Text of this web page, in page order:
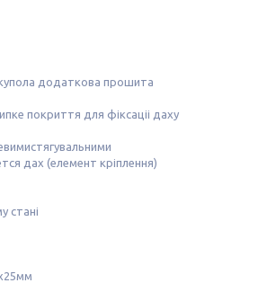
додаткова прошита
покриття для фіксаціі даху
дах (елемент кріплення)
стані